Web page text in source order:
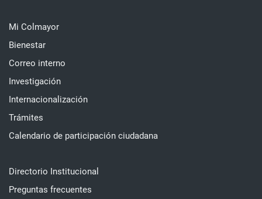
Mi Colmayor
Bienestar
Correo interno
Investigación
Internacionalización
Trámites
Calendario de participación ciudadana
Directorio Institucional
Preguntas frecuentes